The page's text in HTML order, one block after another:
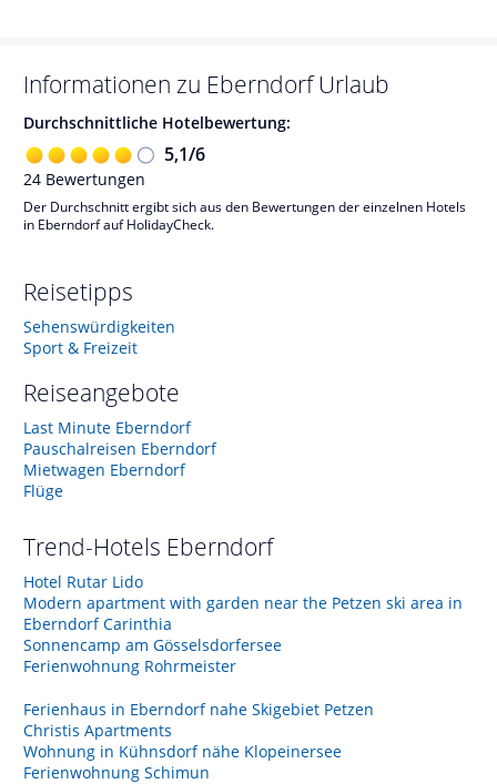
Informationen zu Eberndorf Urlaub
Durchschnittliche Hotelbewertung:
5,1/6
24 Bewertungen
Der Durchschnitt ergibt sich aus den Bewertungen der einzelnen Hotels
in Eberndorf auf HolidayCheck.
Reisetipps
Sehenswürdigkeiten
Sport & Freizeit
Reiseangebote
Last Minute Eberndorf
Pauschalreisen Eberndorf
Mietwagen Eberndorf
Flüge
Trend-Hotels Eberndorf
Hotel Rutar Lido
Modern apartment with garden near the Petzen ski area in
Eberndorf Carinthia
Sonnencamp am Gösselsdorfersee
Ferienwohnung Rohrmeister
Ferienhaus in Eberndorf nahe Skigebiet Petzen
Christis Apartments
Wohnung in Kühnsdorf nähe Klopeinersee
Ferienwohnung Schimun